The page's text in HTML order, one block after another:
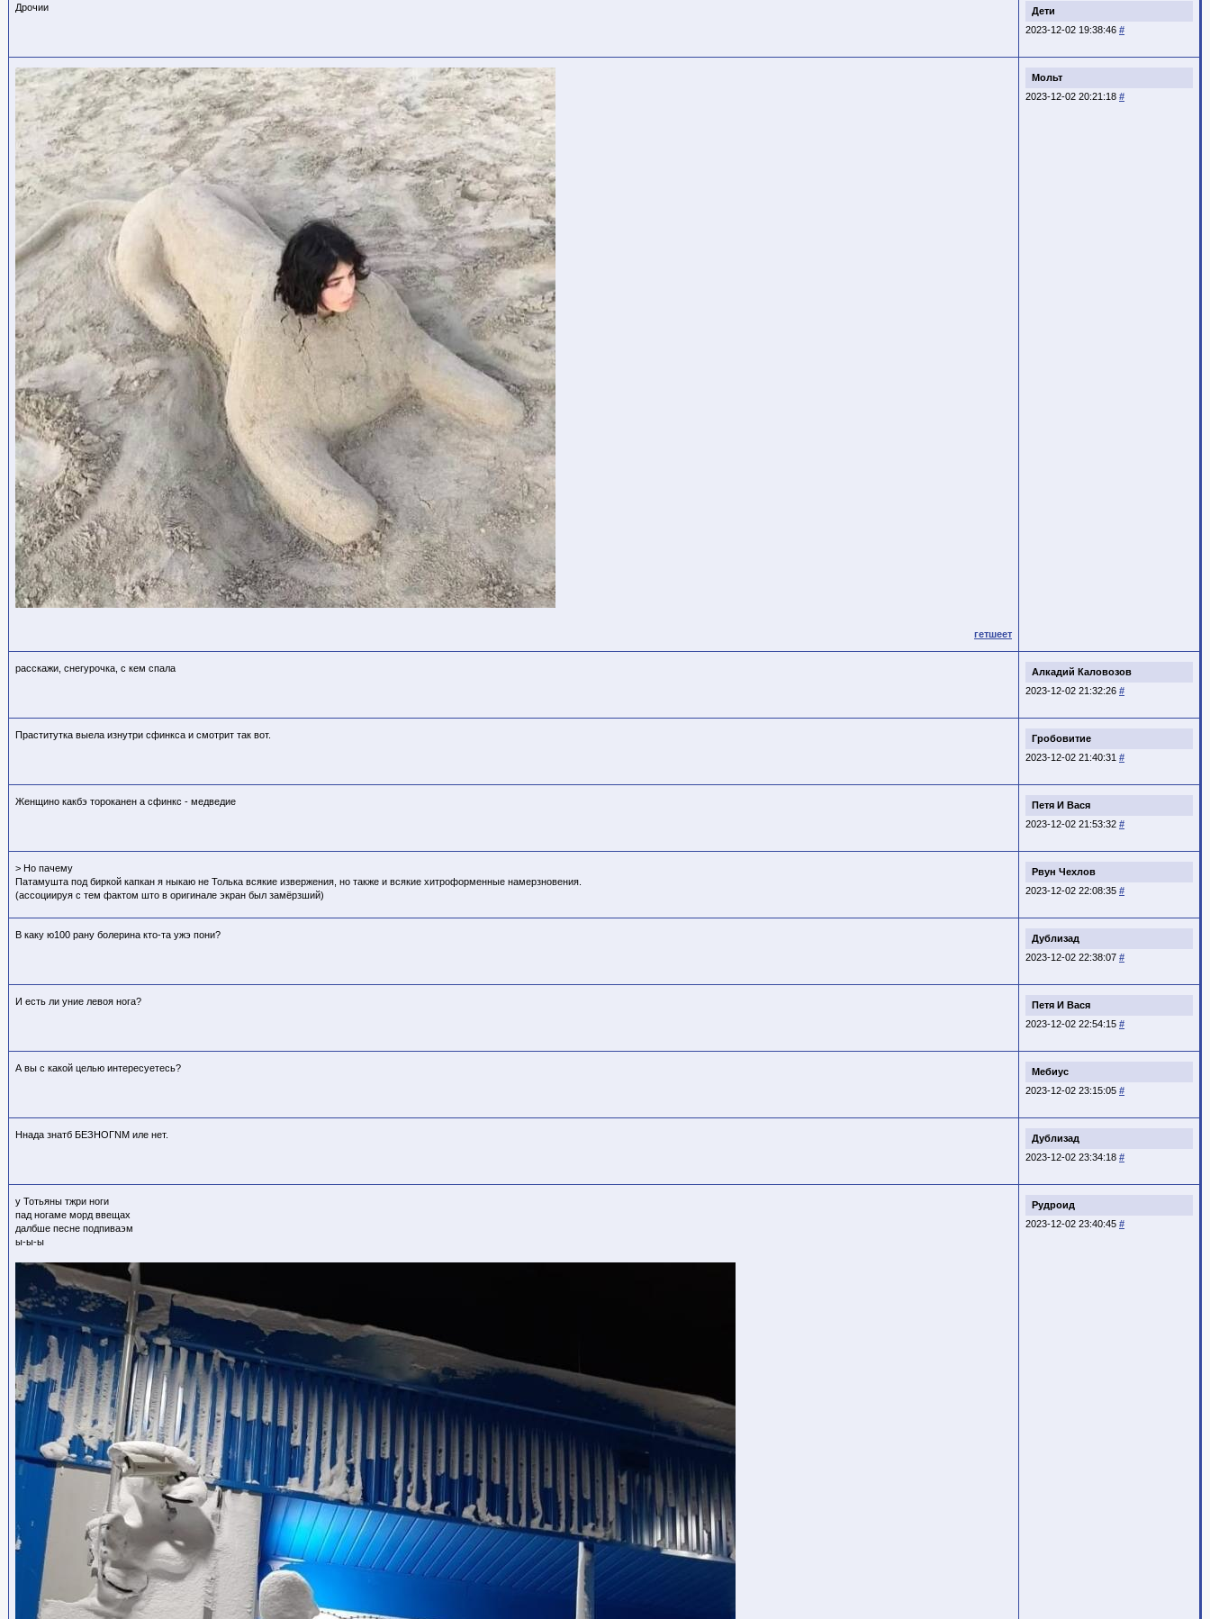
Дети
2023-12-02 19:38:46 #
Дрочии
Мольт
2023-12-02 20:21:18 #
гетшеет
Алкадий Каловозов
2023-12-02 21:32:26 #
расскажи, снегурочка, с кем спала
Гробовитие
2023-12-02 21:40:31 #
Праститутка выела изнутри сфинкса и смотрит так вот.
Петя И Вася
2023-12-02 21:53:32 #
Женщино какбэ тороканен а сфинкс - медведие
Рвун Чехлов
2023-12-02 22:08:35 #
> Но пачему
Патамушта под биркой капкан я ныкаю не Толька всякие извержения, но также и всякие хитроформенные намерзновения.
(ассоциируя с тем фактом што в оригинале экран был замёрзший)
Дублизад
2023-12-02 22:38:07 #
В каку ю100 рану болерина кто-та ужэ пони?
Петя И Вася
2023-12-02 22:54:15 #
И есть ли уние левоя нога?
Мебиус
2023-12-02 23:15:05 #
А вы с какой целью интересуетесь?
Дублизад
2023-12-02 23:34:18 #
Ннада знатб БЕЗНОГNМ иле нет.
Рудроид
2023-12-02 23:40:45 #
у Тотьяны тжри ноги
пад ногаме морд ввещах
далбше песне подпиваэм
ы-ы-ы